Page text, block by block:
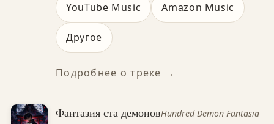
YouTube Music Amazon Music
Другое
Подробнее о треке →
Фантазия ста демоновHundred Demon Fantasia